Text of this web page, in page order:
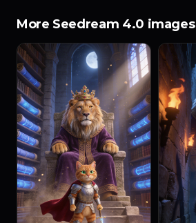
More Seedream 4.0 images